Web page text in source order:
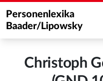
Personenlexika
Baader/Lipowsky
Christoph